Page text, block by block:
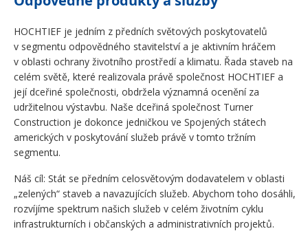
HOCHTIEF je jedním z předních světových poskytovatelů
v segmentu odpovědného stavitelství a je aktivním hráčem
v oblasti ochrany životního prostředí a klimatu. Řada staveb na
celém světě, které realizovala právě společnost HOCHTIEF a
její dceřiné společnosti, obdržela významná ocenění za
udržitelnou výstavbu. Naše dceřiná společnost Turner
Construction je dokonce jedničkou ve Spojených státech
amerických v poskytování služeb právě v tomto tržním
segmentu.
Náš cíl: Stát se předním celosvětovým dodavatelem v oblasti
„zelených“ staveb a navazujících služeb. Abychom toho dosáhli,
rozvíjíme spektrum našich služeb v celém životním cyklu
infrastrukturních i občanských a administrativních projektů.